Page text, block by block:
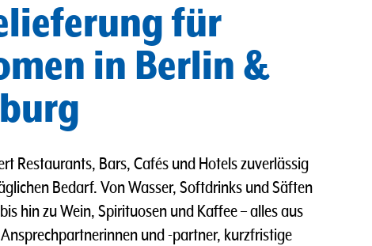
für
in Berlin &
Restaurants, Bars, Cafés und Hotels zuverlässig
Bedarf. Von Wasser, Softdrinks und Säften
hin zu Wein, Spirituosen und Kaffee – alles aus
und -partner, kurzfristige